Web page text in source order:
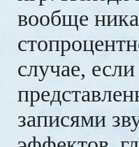
вообще
случае,
записями